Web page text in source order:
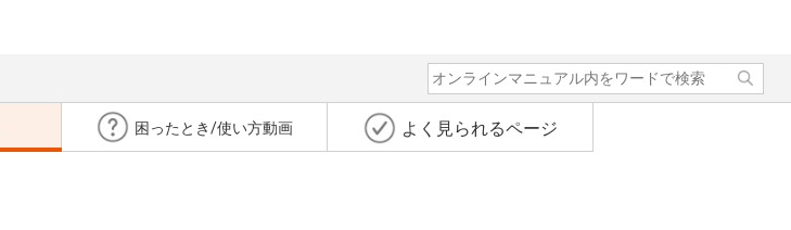
困ったとき/使い方動画 よく見られるページ